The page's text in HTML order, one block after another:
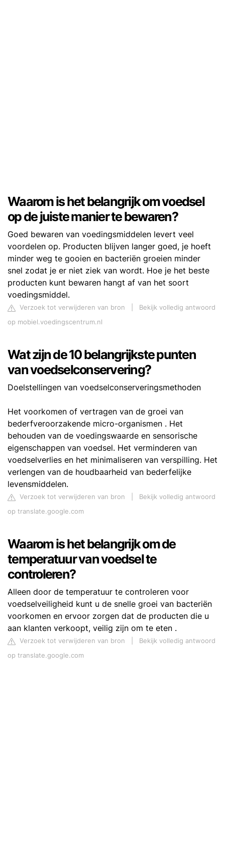
Waarom is het belangrijk om voedsel
op de juiste manier te bewaren?
Goed bewaren van voedingsmiddelen levert veel
voordelen op. Producten blijven langer goed, je hoeft
minder weg te gooien en bacteriën groeien minder
snel zodat je er niet ziek van wordt. Hoe je het beste
producten kunt bewaren hangt af van het soort
voedingsmiddel.
Verzoek tot verwijderen van bron
Bekijk volledig antwoord
op mobiel.voedingscentrum.nl
Wat zijn de 10 belangrijkste punten
van voedselconservering?
Doelstellingen van voedselconserveringsmethoden
Het voorkomen of vertragen van de groei van
bederfveroorzakende micro-organismen . Het
behouden van de voedingswaarde en sensorische
eigenschappen van voedsel. Het verminderen van
voedselverlies en het minimaliseren van verspilling. Het
verlengen van de houdbaarheid van bederfelijke
levensmiddelen.
Verzoek tot verwijderen van bron
Bekijk volledig antwoord
op translate.google.com
Waarom is het belangrijk om de
temperatuur van voedsel te
controleren?
Alleen door de temperatuur te controleren voor
voedselveiligheid kunt u de snelle groei van bacteriën
voorkomen en ervoor zorgen dat de producten die u
aan klanten verkoopt, veilig zijn om te eten .
Verzoek tot verwijderen van bron
Bekijk volledig antwoord
op translate.google.com